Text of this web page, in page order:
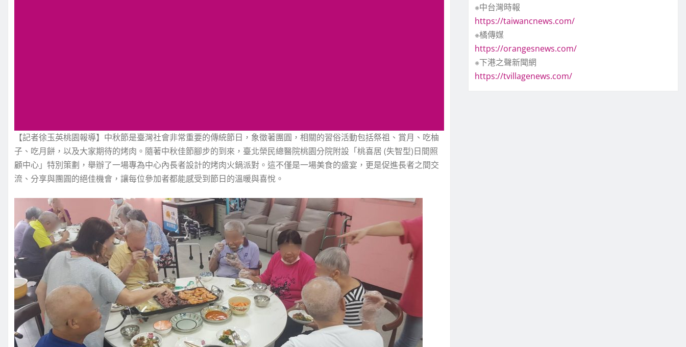
【記者徐玉英桃園報導】中秋節是臺灣社會非常重要的傳統節日，象徵著團圓，相關的習俗活動包括祭祖、賞月、吃柚
子、吃月餅，以及大家期待的烤肉。隨著中秋佳節腳步的到來，臺北榮民總醫院桃園分院附設「桃喜居 (失智型)日間照
顧中心」特別策劃，舉辦了一場專為中心內長者設計的烤肉火鍋派對。這不僅是一場美食的盛宴，更是促進長者之間交
流、分享與團圓的絕佳機會，讓每位參加者都能感受到節日的溫暖與喜悅。
※中台灣時報
https://taiwancnews.com/
※橘傳媒
https://orangesnews.com/
※下港之聲新聞網
https://tvillagenews.com/